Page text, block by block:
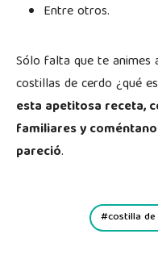
Entre otros.
Sólo falta que te animes
costillas de cerdo ¿qué
esta apetitosa receta,
familiares y
pareció.
costilla